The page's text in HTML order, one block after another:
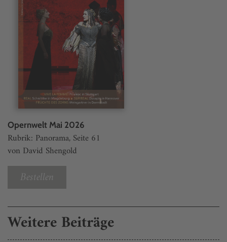
Opernwelt Mai 2026
Rubrik: Panorama, Seite 61
von David Shengold
Bestellen
Weitere Beiträge